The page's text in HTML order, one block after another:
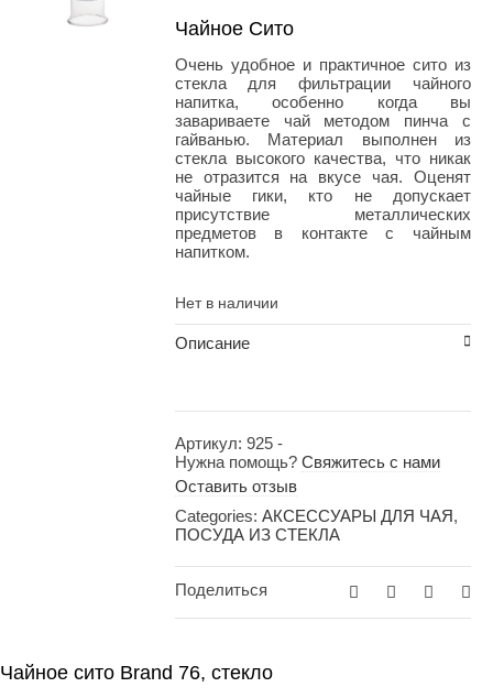
Чайное Сито
Очень удобное и практичное сито из
стекла для фильтрации чайного
напитка, особенно когда вы
завариваете чай методом пинча с
гайванью. Материал выполнен из
стекла высокого качества, что никак
не отразится на вкусе чая. Оценят
чайные гики, кто не допускает
присутствие металлических
предметов в контакте с чайным
напитком.
Нет в наличии
Описание
Артикул: 925-
Нужна помощь? Свяжитесь с нами
Оставить отзыв
Categories: АКСЕССУАРЫ ДЛЯ ЧАЯ,
ПОСУДА ИЗ СТЕКЛА
Поделиться
Чайное сито Brand 76, стекло